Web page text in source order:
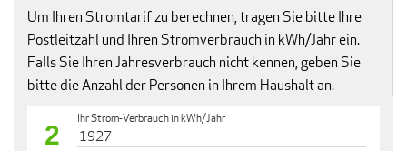
Um Ihren Stromtarif zu berechnen, tragen Sie bitte Ihre
Postleitzahl und Ihren Stromverbrauch in kWh/Jahr ein.
Falls Sie Ihren Jahresverbrauch nicht kennen, geben Sie
bitte die Anzahl der Personen in Ihrem Haushalt an.
2
Ihr Strom-Verbrauch in kWh/Jahr